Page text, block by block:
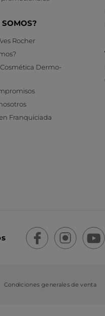
SOMOS?
Rocher
Dermo-
Franquiciada
Condiciones generales de venta